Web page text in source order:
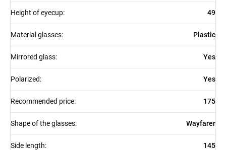
Height of eyecup: 49
Material glasses: Plastic
Mirrored glass: Yes
Polarized: Yes
Recommended price: 175
Shape of the glasses: Wayfarer
Side length: 145